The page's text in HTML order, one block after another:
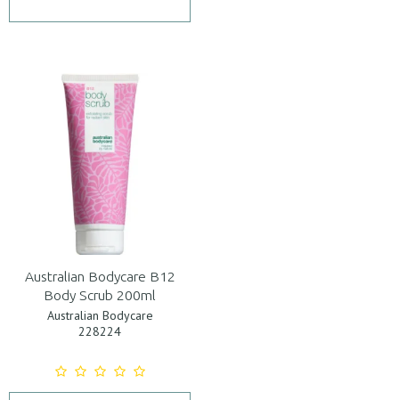
Australian Bodycare B12
Body Scrub 200ml
Australian Bodycare
228224